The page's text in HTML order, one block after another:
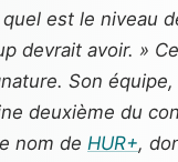
est le niveau
devrait avoir. »
Son
deuxième du
nom de HUR+,